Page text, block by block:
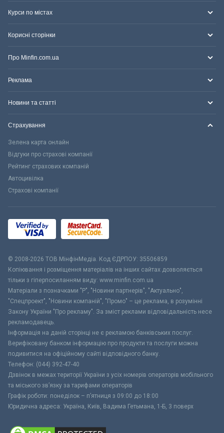
Курси по містах
Корисні сторінки
Про Minfin.com.ua
Реклама
Новини та статті
Страхування
Зелена карта онлайн
Відгуки про страхові компанії
Рейтинг страхових компаній
Автоцивілка
Страхові компанії
© 2008-2026 ТОВ МiнфiнМедiа. Код ЄДРПОУ: 35506859
Копіювання і розміщення матеріалів на інших сайтах дозволяється
тільки з гіперпосиланням виду: www.minfin.com.ua
Матеріали з позначками "Р", "Новини партнерів", "Актуально",
"Спецпроект", "Новини компаній", "Промо" – це реклама, в розумінні
Закону України "Про рекламу". За зміст реклами відповідальність несе
рекламодавець.
Інформація на даній сторінці не є рекламою банківських послуг.
Верифіковану банком інформацію про продукти та послуги можна
подивитися на офіційному сайті відповідного банку.
Телефон: (044) 392-47-40
Дзвінок в межах території України з усіх номерів операторів мобільного
та міського зв’язку за тарифами операторів
Графік роботи: понеділок – п’ятниця з 09:00 до 18:00
Юридична адреса: Україна, Київ, Вадима Гетьмана, 1-Б, 3 поверх